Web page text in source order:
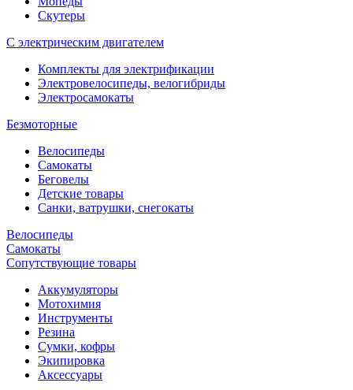
Скутеры
С электрическим двигателем
Комплекты для электрификации
Электровелосипеды, велогибриды
Электросамокаты
Безмоторные
Велосипеды
Самокаты
Беговелы
Детские товары
Санки, ватрушки, снегокаты
Велосипеды
Самокаты
Сопутствующие товары
Аккумуляторы
Мотохимия
Инструменты
Резина
Сумки, кофры
Экипировка
Аксессуары